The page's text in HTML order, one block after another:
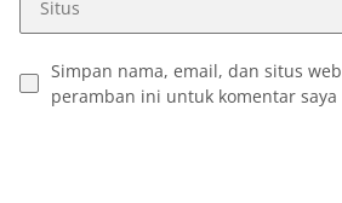
Simpan nama, email, dan situs
peramban ini untuk komentar